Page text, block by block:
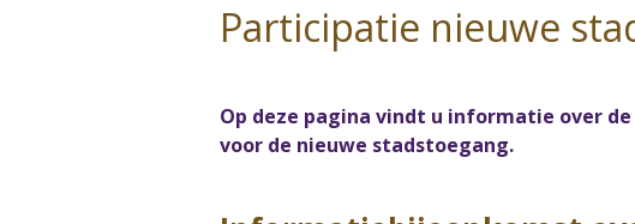
Participatie nieuwe
Op deze pagina vindt u informatie over
voor de nieuwe stadstoegang.